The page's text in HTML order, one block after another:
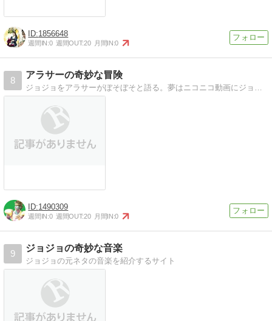
1856648
週間IN:0 週間OUT:20 月間IN:0
8
アラサーの奇妙な冒険
ジョジョをアラサーがぼそぼそと語る。夢はニコニコ動画にジョジョ動画を投稿すること。
1490309
週間IN:0 週間OUT:20 月間IN:0
9
ジョジョの奇妙な音楽
ジョジョの元ネタの音楽を紹介するサイト